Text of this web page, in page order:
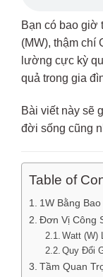
Bạn có bao giờ
(MW), thậm chí
lường cực kỳ
quả trong gia
Bài viết này sẽ
đời sống cũng
Table of
1W Bằng
Đơn Vị Công
Watt (W)
Quy Đổi
Tầm Quan